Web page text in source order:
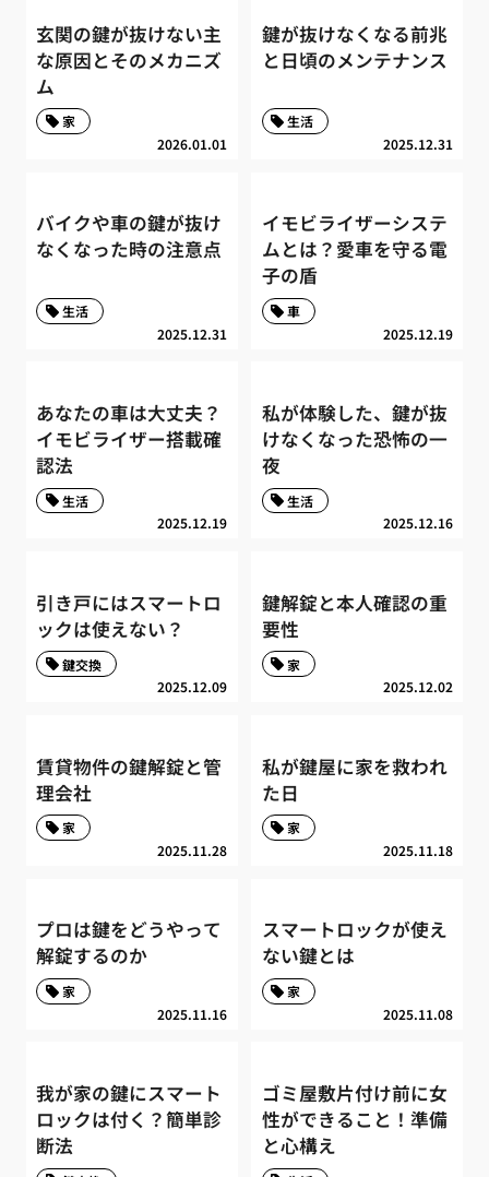
玄関の鍵が抜けない主
な原因とそのメカニズ
ム
2026.01.01
家
鍵が抜けなくなる前兆
と日頃のメンテナンス
2025.12.31
生活
バイクや車の鍵が抜け
なくなった時の注意点
2025.12.31
生活
イモビライザーシステ
ムとは？愛車を守る電
子の盾
2025.12.19
車
あなたの車は大丈夫？
イモビライザー搭載確
認法
2025.12.19
生活
私が体験した、鍵が抜
けなくなった恐怖の一
夜
2025.12.16
生活
引き戸にはスマートロ
ックは使えない？
2025.12.09
鍵交換
鍵解錠と本人確認の重
要性
2025.12.02
家
賃貸物件の鍵解錠と管
理会社
2025.11.28
家
私が鍵屋に家を救われ
た日
2025.11.18
家
プロは鍵をどうやって
解錠するのか
2025.11.16
家
スマートロックが使え
ない鍵とは
2025.11.08
家
我が家の鍵にスマート
ロックは付く？簡単診
断法
ゴミ屋敷片付け前に女
性ができること！準備
と心構え